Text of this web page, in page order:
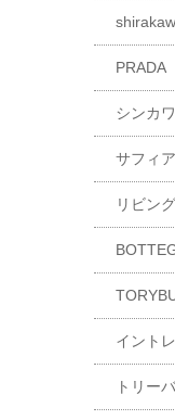
PRADA
シンカワ
サフィ
リビン
イント
トリー